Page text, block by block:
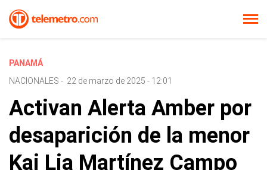
PANAMÁ
NACIONALES - 22 de marzo de 2025 - 12:01
Activan Alerta Amber por
desaparición de la menor
Kai Lia Martínez Campo